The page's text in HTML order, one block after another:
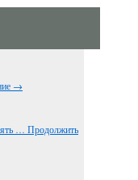
→
… Продолжить